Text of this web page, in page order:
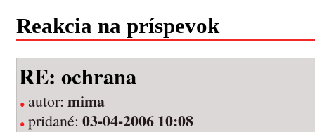
Reakcia na príspevok
RE: ochrana
autor: mima
pridané: 03-04-2006 10:08